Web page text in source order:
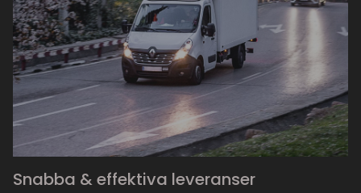
Snabba & effektiva leveranser